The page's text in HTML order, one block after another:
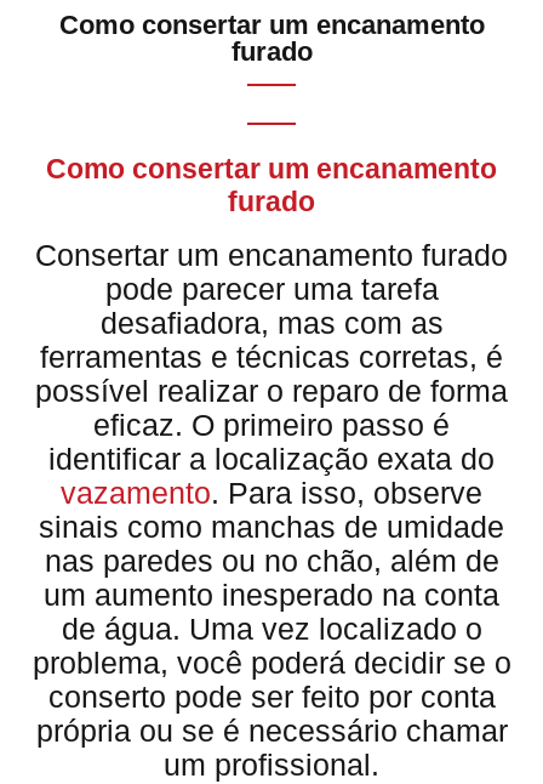
Como consertar um encanamento
furado
Como consertar um encanamento
furado
Consertar um encanamento furado
pode parecer uma tarefa
desafiadora, mas com as
ferramentas e técnicas corretas, é
possível realizar o reparo de forma
eficaz. O primeiro passo é
identificar a localização exata do
vazamento. Para isso, observe
sinais como manchas de umidade
nas paredes ou no chão, além de
um aumento inesperado na conta
de água. Uma vez localizado o
problema, você poderá decidir se o
conserto pode ser feito por conta
própria ou se é necessário chamar
um profissional.